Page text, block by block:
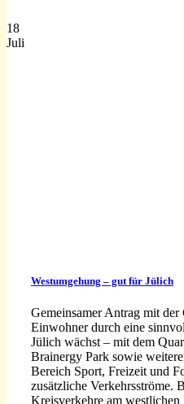
18
Juli
Westumgehung – gut für Jülich
Gemeinsamer Antrag mit
Einwohner durch eine
Jülich wächst – mit dem
Brainergy Park sowie
Bereich Sport, Freizeit und
zusätzliche Verkehrsströme.
Kreisverkehre am westlichen